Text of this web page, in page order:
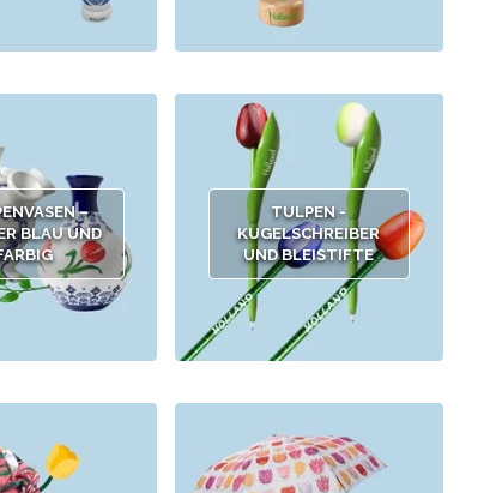
–
BLAU UND
TULPEN -
KUGELSCHREIBER
UND BLEISTIFTE